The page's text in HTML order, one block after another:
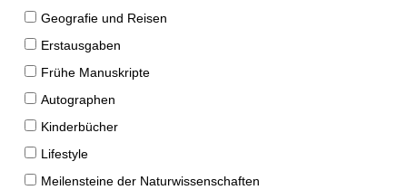
Geografie und Reisen
Erstausgaben
Frühe Manuskripte
Autographen
Kinderbücher
Lifestyle
Meilensteine der Naturwissenschaften